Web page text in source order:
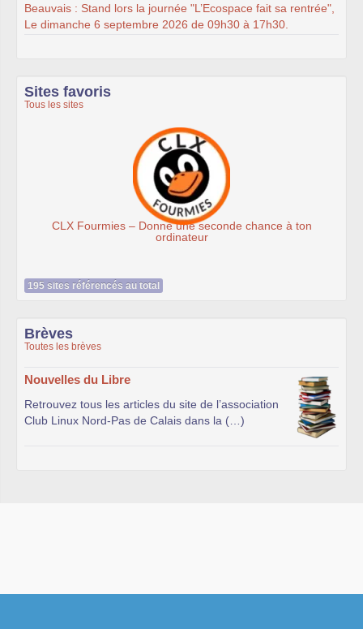
Beauvais : Stand lors la journée "L’Ecospace fait sa rentrée",
Le dimanche 6 septembre 2026 de 09h30 à 17h30.
Sites favoris
Tous les sites
une seconde chance à ton
Association
195 sites référencés au total
Brèves
Toutes les brèves
Nouvelles du Libre
Retrouvez tous les articles du site de l’association
Club Linux Nord-Pas de Calais dans la (…)